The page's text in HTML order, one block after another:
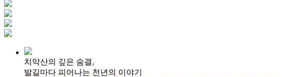
치악산의 깊은 숨결,
발길마다 피어나는 천년의 이야기